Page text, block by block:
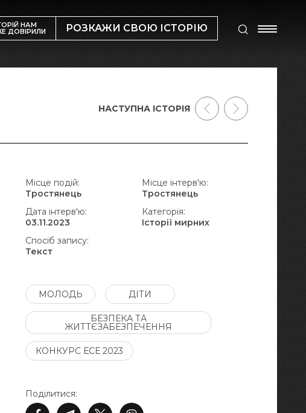
НАМ
ДОВІРИЛИ РОЗКАЖИ СВОЮ ІСТОРІЮ
Поділитися:
Місце подій:
Тростянець
Місце інтерв'ю:
Тростянець
Дата інтерв'ю:
03.11.2023
Категорія:
Історії мирних
Спосіб запису:
Текст
МОЛОДЬ ДІТИ
БЕЗПЕКА ТА
ЖИТТЄЗАБЕЗПЕЧЕННЯ
КОНКУРС ЕСЕ 2023
НАСТУПНА ІСТОРІЯ